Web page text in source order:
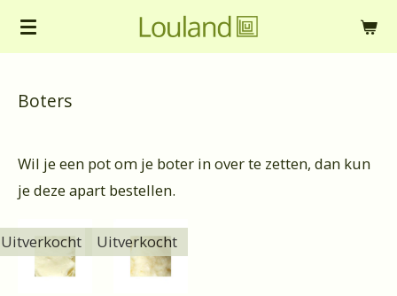
Ga
deBoters
Wil je een pot om je boter in over te zetten, dan kun
je deze apart bestellen.
Uitverkocht Uitverkocht